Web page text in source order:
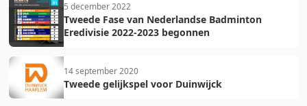
5 december 2022
Tweede Fase van Nederlandse Badminton
Eredivisie 2022-2023 begonnen
14 september 2020
Tweede gelijkspel voor Duinwijck